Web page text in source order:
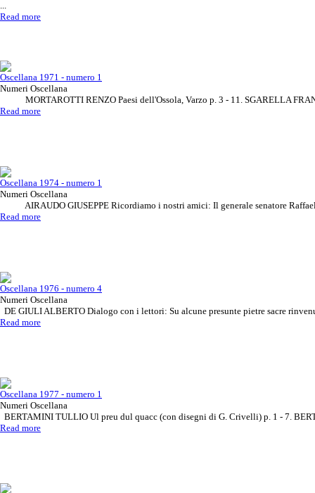
Rivista Oscellana
l'articolo che ti interessa
Read more
Oscellana 1971 - numero 1
Numeri Oscellana
MORTAROTTI RENZO Paesi dell'Ossola, Varzo p. 3 - 11. SGARELLA
Read more
Oscellana 1974 - numero 1
Numeri Oscellana
AIRAUDO GIUSEPPE Ricordiamo i nostri amici: Il generale senatore
Read more
Oscellana 1976 - numero 4
Numeri Oscellana
DE GIULI ALBERTO Dialogo con i lettori: Su alcune presunte pietre sacre
Read more
Oscellana 1977 - numero 1
Numeri Oscellana
BERTAMINI TULLIO Ul preu dul quacc (con disegni di G. Crivelli) p. 1 - 7.
Read more